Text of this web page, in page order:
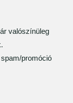
valószínüleg
promóció